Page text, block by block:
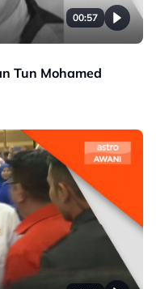
00:57
Tun Mohamed